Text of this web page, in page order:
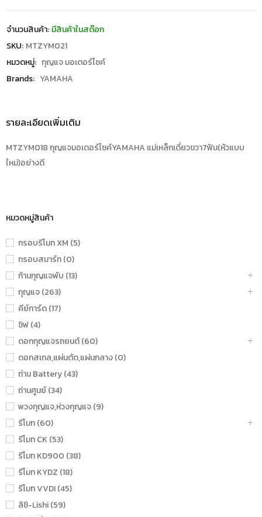
หมวดหมู่สินค้า
กรอบรีโมท XM (5)
กรอบสมาร์ท (0)
ก้านกุญแจพับ (13)
กุญแจ (263)
คีย์การ์ด (17)
ชิฟ (4)
ดอกกุญแจรถยนต์ (60)
ดอกสเกล,แผ่นตัด,แผ่นกลาง (0)
ถ่าน Battery (43)
ถ่านศูนย์ (34)
พวงกุญแจ,ห่วงกุญแจ (9)
รีโมท (60)
รีโมท CK (53)
รีโมท KD900 (38)
รีโมท KYDZ (18)
รีโมท VVDI (45)
ลิชิ-Lishi (59)
จำนวนสินค้า: มีสินค้าในสต๊อก
SKU: MTZYM021
หมวดหมู่: กุญแจ มอเตอร์ไซค์
Brands: YAMAHA
รายละเอียดเพิ่มเติม
MTZYM018 กุญแจมอเตอร์ไซค์YAMAHA แม่เหล็กเดี่ยวขวา7ฟัน(หัวแบบ
ใหม่)อย่างดี